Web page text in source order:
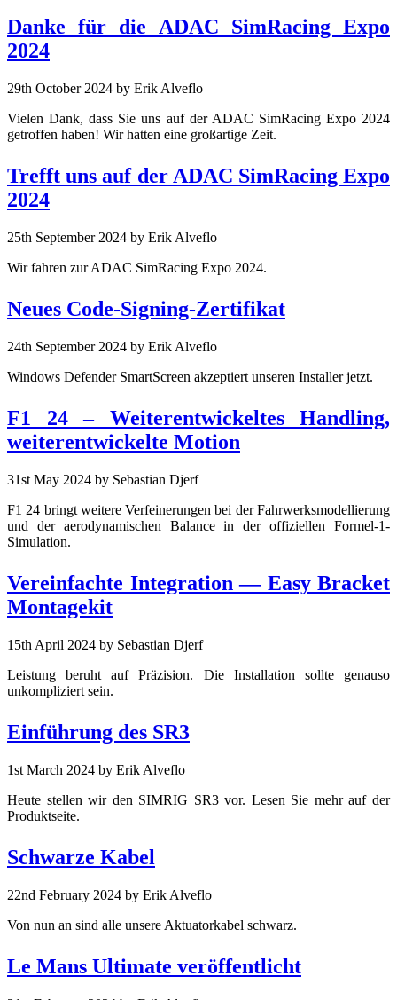
Danke für die ADAC SimRacing Expo
2024
29th October 2024 by Erik Alveflo
Vielen Dank, dass Sie uns auf der ADAC SimRacing Expo 2024
getroffen haben! Wir hatten eine großartige Zeit.
Trefft uns auf der ADAC SimRacing Expo
2024
25th September 2024 by Erik Alveflo
Wir fahren zur ADAC SimRacing Expo 2024.
Neues Code-Signing-Zertifikat
24th September 2024 by Erik Alveflo
Windows Defender SmartScreen akzeptiert unseren Installer jetzt.
F1 24 – Weiterentwickeltes Handling,
weiterentwickelte Motion
31st May 2024 by Sebastian Djerf
F1 24 bringt weitere Verfeinerungen bei der Fahrwerksmodellierung
und der aerodynamischen Balance in der offiziellen Formel-1-
Simulation.
Vereinfachte Integration — Easy Bracket
Montagekit
15th April 2024 by Sebastian Djerf
Leistung beruht auf Präzision. Die Installation sollte genauso
unkompliziert sein.
Einführung des SR3
1st March 2024 by Erik Alveflo
Heute stellen wir den SIMRIG SR3 vor. Lesen Sie mehr auf der
Produktseite.
Schwarze Kabel
22nd February 2024 by Erik Alveflo
Von nun an sind alle unsere Aktuatorkabel schwarz.
Le Mans Ultimate veröffentlicht